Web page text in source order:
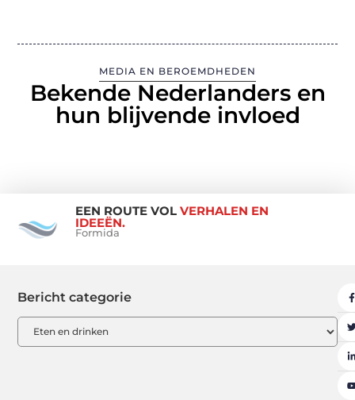
MEDIA EN BEROEMDHEDEN
Bekende Nederlanders en
hun blijvende invloed
EEN ROUTE VOL VERHALEN EN
IDEEËN.
Formida
Bericht categorie